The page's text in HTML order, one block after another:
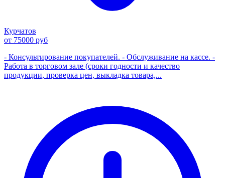
Курчатов
от 75000 руб
- Консультирование покупателей. - Обслуживание на кассе. -
Работа в торговом зале (сроки годности и качество
продукции, проверка цен, выкладка товара,...